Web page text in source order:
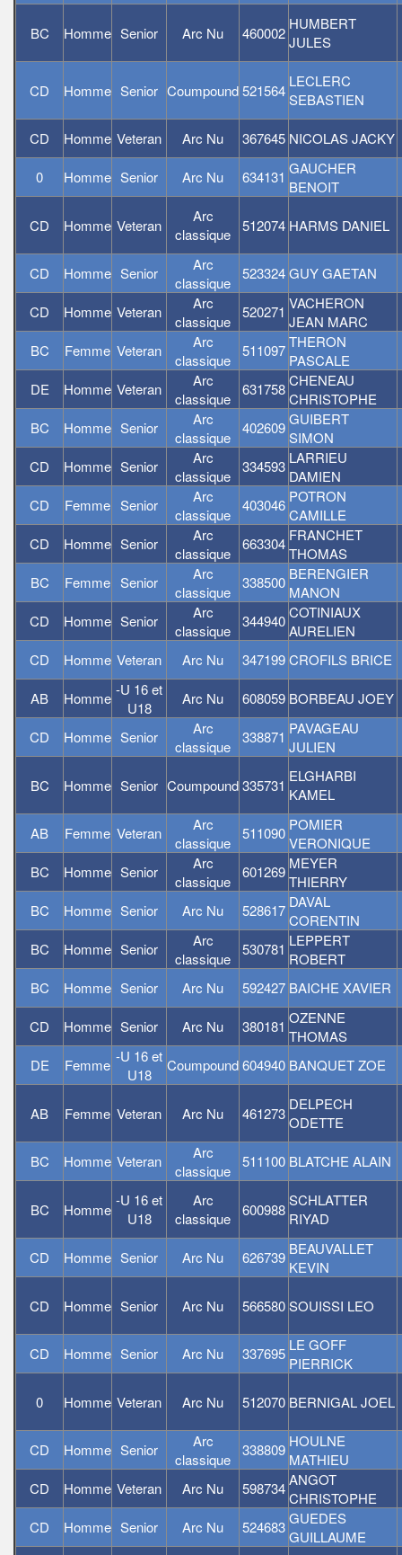
BC Homme Senior Arc Nu 460002
HUMBERT
JULES
CD Homme Senior Coumpound521564
LECLERC
SEBASTIEN
CD Homme Veteran Arc Nu 367645 NICOLAS JACKY
0 Homme Senior Arc Nu 634131 GAUCHER
BENOIT
CD Homme Veteran
Arc
classique
512074 HARMS DANIEL
CD Homme Senior
Arc
classique
523324GUY GAETAN
CD Homme Veteran
Arc
classique
520271 VACHERON
JEAN MARC
BC
Femme Veteran
Arc
classique
511097THERON
PASCALE
DE
Homme Veteran
Arc
classique
631758CHENEAU
CHRISTOPHE
BC
Homme Senior
Arc
classique
402609GUIBERT
SIMON
CD
Homme Senior
Arc
classique
334593 LARRIEU
DAMIEN
CD
Femme Senior
Arc
classique
403046 POTRON
CAMILLE
CD
Homme Senior
Arc
classique
663304 FRANCHET
THOMAS
BC
Femme Senior
Arc
classique
338500 BERENGIER
MANON
CD
Homme Senior
Arc
classique
344940COTINIAUX
AURELIEN
CD
Homme Veteran Arc Nu 347199CROFILS BRICE
AB Homme -U 16 et
U18
Arc Nu 608059 BORBEAU JOEY
CD Homme Senior
Arc
classique
338871 PAVAGEAU
JULIEN
BC Homme Senior Coumpound335731
ELGHARBI
KAMEL
AB Femme Veteran
Arc
classique
511090 POMIER
VERONIQUE
BC
Homme Senior
Arc
classique
601269 MEYER
THIERRY
BC
Homme Senior Arc Nu 528617 DAVAL
CORENTIN
BC
Homme Senior
Arc
classique
530781 LEPPERT
ROBERT
BC
Homme Senior Arc Nu 592427 BAICHE XAVIER
CD Homme Senior Arc Nu 380181 OZENNE
THOMAS
DE
Femme -U 16 et
U18
Coumpound604940 BANQUET ZOE
AB Femme Veteran Arc Nu 461273
DELPECH
ODETTE
BC Homme Veteran
Arc
classique
511100 BLATCHE ALAIN
BC Homme
-U 16 et
U18
Arc
classique
600988
SCHLATTER
RIYAD
CD Homme Senior Arc Nu 626739 BEAUVALLET
KEVIN
CD Homme Senior Arc Nu 566580SOUISSI LEO
CD Homme Senior Arc Nu 337695 LE GOFF
PIERRICK
0 Homme Veteran Arc Nu 512070 BERNIGAL JOEL
CD Homme Senior
Arc
classique
338809 HOULNE
MATHIEU
CD
Homme Veteran Arc Nu 598734ANGOT
CHRISTOPHE
CD
Homme Senior Arc Nu 524683GUEDES
GUILLAUME